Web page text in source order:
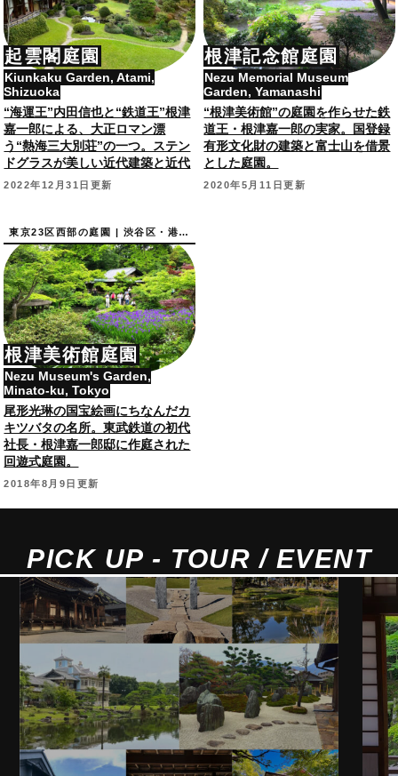
起雲閣庭園
Kiunkaku Garden, Atami,
Shizuoka
“海運王”内田信也と“鉄道王”根津
嘉一郎による、大正ロマン漂
う“熱海三大別荘”の一つ。ステン
ドグラスが美しい近代建築と近代
日本庭園。
2022年12月31日更新
根津記念館庭園
Nezu Memorial Museum
Garden, Yamanashi
“根津美術館”の庭園を作らせた鉄
道王・根津嘉一郎の実家。国登録
有形文化財の建築と富士山を借景
とした庭園。
2020年5月11日更新
東京23区西部の庭園 | 渋谷区・港区の庭園
根津美術館庭園
Nezu Museum's Garden,
Minato-ku, Tokyo
尾形光琳の国宝絵画にちなんだカ
キツバタの名所。東武鉄道の初代
社長・根津嘉一郎邸に作庭された
回遊式庭園。
2018年8月9日更新
PICK UP - TOUR / EVENT